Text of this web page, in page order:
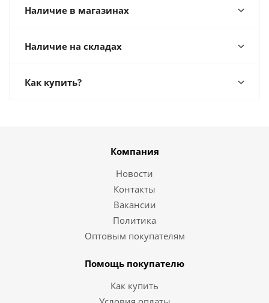
Наличие в магазинах
Наличие на складах
Как купить?
Компания
Новости
Контакты
Вакансии
Политика
Оптовым покупателям
Помощь покупателю
Как купить